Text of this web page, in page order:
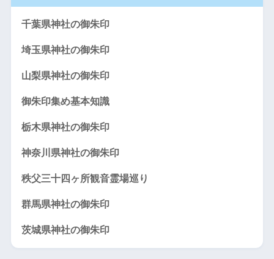
千葉県神社の御朱印
埼玉県神社の御朱印
山梨県神社の御朱印
御朱印集め基本知識
栃木県神社の御朱印
神奈川県神社の御朱印
秩父三十四ヶ所観音霊場巡り
群馬県神社の御朱印
茨城県神社の御朱印